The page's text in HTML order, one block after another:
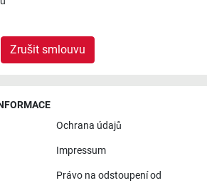
Zrušit smlouvu
Ochrana údajů
Impressum
Právo na odstoupení od